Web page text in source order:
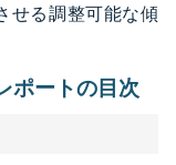
せる調整可能な傾
ポートの目次